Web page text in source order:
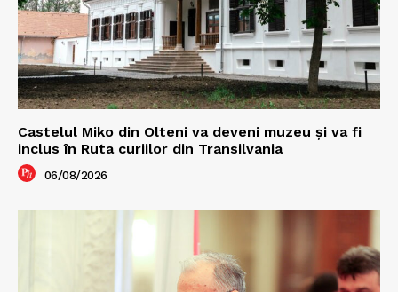
Castelul Miko din Olteni va deveni muzeu şi va fi
inclus în Ruta curiilor din Transilvania
06/08/2026